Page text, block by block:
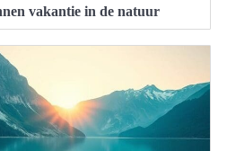
vakantie in de natuur